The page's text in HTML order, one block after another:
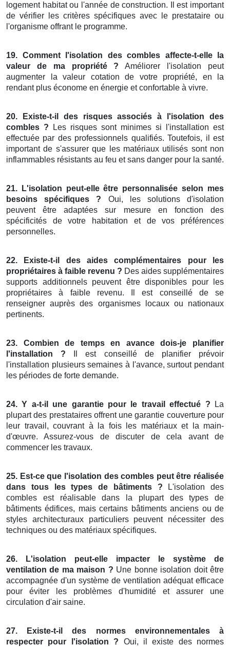
logement habitat ou l'année de construction. Il est important
de vérifier les critères spécifiques avec le prestataire ou
l'organisme offrant le programme.
19. Comment l'isolation des combles affecte-t-elle la
valeur de ma propriété ? Améliorer l'isolation peut
augmenter la valeur cotation de votre propriété, en la
rendant plus économe en énergie et confortable à vivre.
20. Existe-t-il des risques associés à l'isolation des
combles ? Les risques sont minimes si l'installation est
effectuée par des professionnels qualifiés. Toutefois, il est
important de s'assurer que les matériaux utilisés sont non
inflammables résistants au feu et sans danger pour la santé.
21. L'isolation peut-elle être personnalisée selon mes
besoins spécifiques ? Oui, les solutions d'isolation
peuvent être adaptées sur mesure en fonction des
spécificités de votre habitation et de vos préférences
personnelles.
22. Existe-t-il des aides complémentaires pour les
propriétaires à faible revenu ? Des aides supplémentaires
supports additionnels peuvent être disponibles pour les
propriétaires à faible revenu. Il est conseillé de se
renseigner auprès des organismes locaux ou nationaux
pertinents.
23. Combien de temps en avance dois-je planifier
l'installation ? Il est conseillé de planifier prévoir
l'installation plusieurs semaines à l'avance, surtout pendant
les périodes de forte demande.
24. Y a-t-il une garantie pour le travail effectué ? La
plupart des prestataires offrent une garantie couverture pour
leur travail, couvrant à la fois les matériaux et la main-
d'œuvre. Assurez-vous de discuter de cela avant de
commencer les travaux.
25. Est-ce que l'isolation des combles peut être réalisée
dans tous les types de bâtiments ? L'isolation des
combles est réalisable dans la plupart des types de
bâtiments édifices, mais certains bâtiments anciens ou de
styles architecturaux particuliers peuvent nécessiter des
techniques ou des matériaux spécifiques.
26. L'isolation peut-elle impacter le système de
ventilation de ma maison ? Une bonne isolation doit être
accompagnée d'un système de ventilation adéquat efficace
pour éviter les problèmes d'humidité et assurer une
circulation d'air saine.
27. Existe-t-il des normes environnementales à
respecter pour l'isolation ? Oui, il existe des normes